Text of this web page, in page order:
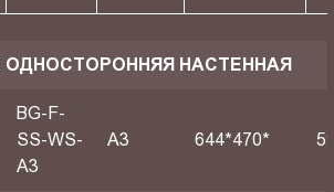
ОДНОСТОРОННЯЯ НАСТЕННАЯ
BG-F-
SS-WS-
A3
A3 644*470*